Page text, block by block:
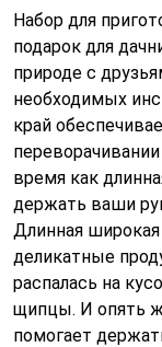
Набор для
подарок для
природе с
необходимых
край
время как
держать ваши
Длинная
деликатные
распалась на
щипцы. И опять
помогает